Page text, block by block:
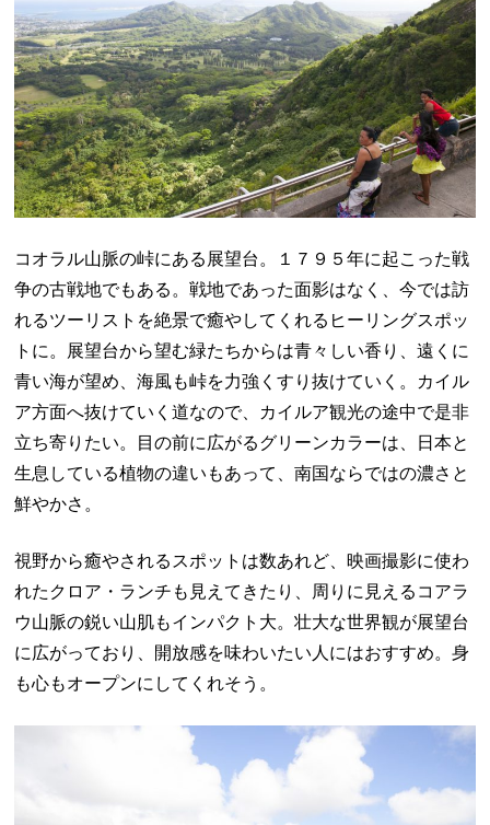
コオラル山脈の峠にある展望台。１７９５年に起こった戦
争の古戦地でもある。戦地であった面影はなく、今では訪
れるツーリストを絶景で癒やしてくれるヒーリングスポッ
トに。展望台から望む緑たちからは青々しい香り、遠くに
青い海が望め、海風も峠を力強くすり抜けていく。カイル
ア方面へ抜けていく道なので、カイルア観光の途中で是非
立ち寄りたい。目の前に広がるグリーンカラーは、日本と
生息している植物の違いもあって、南国ならではの濃さと
鮮やかさ。
視野から癒やされるスポットは数あれど、映画撮影に使わ
れたクロア・ランチも見えてきたり、周りに見えるコアラ
ウ山脈の鋭い山肌もインパクト大。壮大な世界観が展望台
に広がっており、開放感を味わいたい人にはおすすめ。身
も心もオープンにしてくれそう。